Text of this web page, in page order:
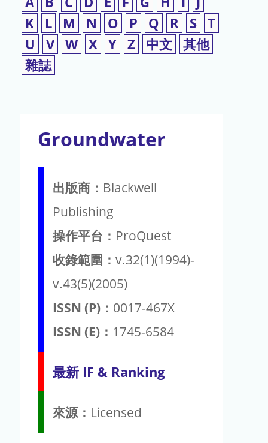
K
L M N O P Q R S T
U
V W X Y Z 中文 其他
雜誌
Groundwater
出版商： Blackwell
Publishing
操作平台： ProQuest
收錄範圍： v.32(1)(1994)-
v.43(5)(2005)
ISSN (P)： 0017-467X
ISSN (E)： 1745-6584
最新 IF & Ranking
來源： Licensed